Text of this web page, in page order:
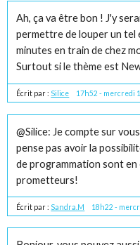
Ah, ça va être bon ! J'y
permettre de louper un tel
minutes en train de chez
Surtout si le thème est
Écrit par : Silice 17h52 - mercredi
@Silice: Je compte sur
pense pas avoir la
de programmation sont
prometteurs!
Écrit par : Sandra.M 18h22 -